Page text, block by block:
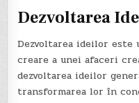
Dezvoltarea
Dezvoltarea ideilor este
creare a unei afaceri
dezvoltarea ideilor
transformarea lor în